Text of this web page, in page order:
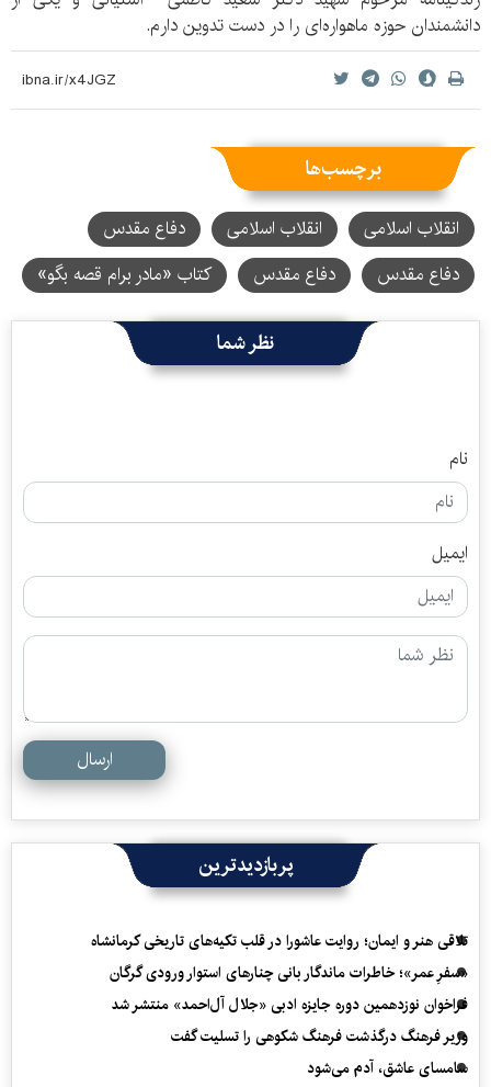
دانشمندان حوزه ماهواره‌ای را در دست تدوین دارم.
برچسب‌ها
انقلاب اسلامی انقلاب اسلامی
دفاع مقدس
دفاع مقدس
دفاع مقدس کتاب «مادر برام قصه بگو»
نظر شما
نام
ایمیل
ارسال
پربازدیدترین
تلاقی هنر و ایمان؛ روایت عاشورا در قلب تکیه‌های تاریخی کرمانشاه
«سفرِ عمر»؛ خاطرات ماندگار بانی چنارهای استوار ورودی گرگان
فراخوان نوزدهمین دوره جایزه ادبی «جلال آل‌احمد» منتشر شد
وزیر فرهنگ درگذشت فرهنگ شکوهی را تسلیت گفت
سامسای عاشق، آدم می‌شود